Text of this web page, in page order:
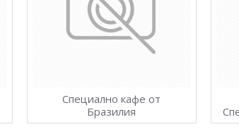
Специално кафе от
Бразилия